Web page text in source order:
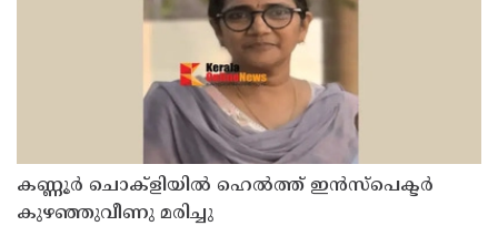
കണ്ണൂർ ചൊക്ളിയിൽ ഹെൽത്ത് ഇൻസ്പെക്ടർ
കുഴഞ്ഞുവീണു മരിച്ചു